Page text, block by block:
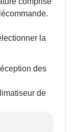
la
des
de